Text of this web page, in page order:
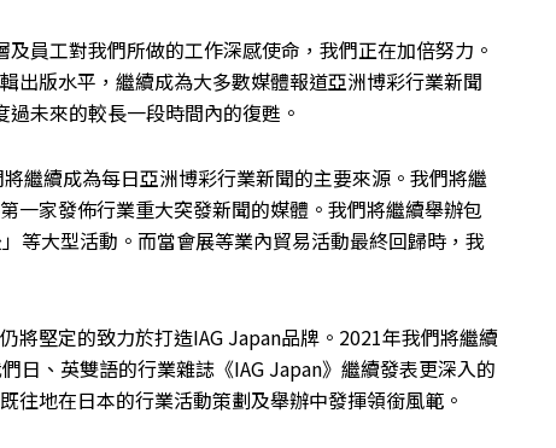
員工對我們所做的工作深感使命，我們正在加倍努力。
出版水平，繼續成為大多數媒體報道亞洲博彩行業新聞
未來的較長一段時間內的復甦。
繼續成為每日亞洲博彩行業新聞的主要來源。我們將繼
一家發佈行業重大突發新聞的媒體。我們將繼續舉辦包
等大型活動。而當會展等業內貿易活動最終回歸時，我
將堅定的致力於打造IAG Japan品牌。2021年我們將繼續
日、英雙語的行業雜誌《IAG Japan》繼續發表更深入的
往地在日本的行業活動策劃及舉辦中發揮領銜風範。